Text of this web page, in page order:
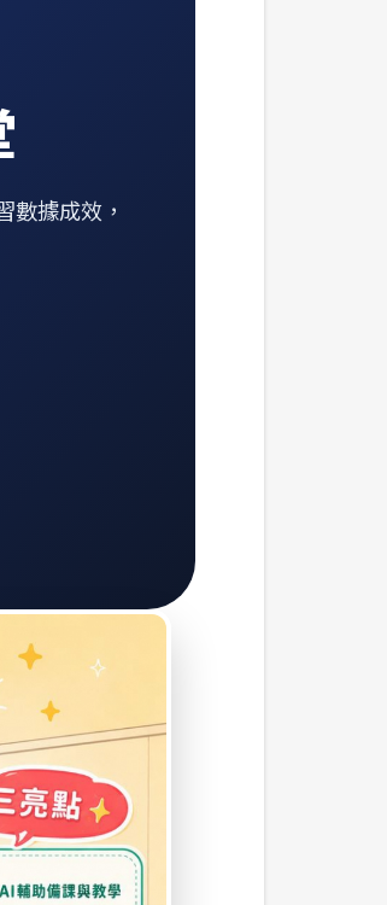
數據成效，